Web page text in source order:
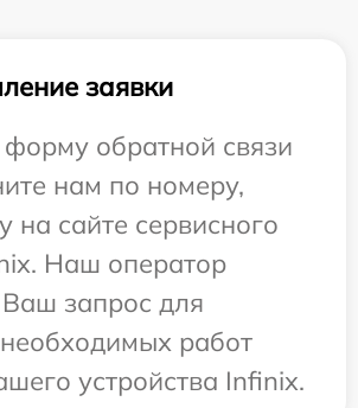
заявки
обратной связи
нам по номеру,
на сайте сервисного
Наш оператор
Ваш запрос для
работ
устройства Infinix.